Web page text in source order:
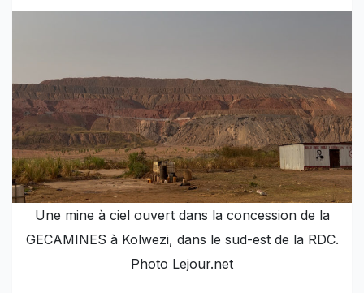
Une mine à ciel ouvert dans la concession de la
GECAMINES à Kolwezi, dans le sud-est de la RDC.
Photo Lejour.net